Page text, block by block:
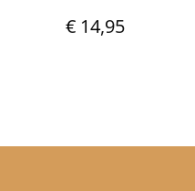
€ 14,95